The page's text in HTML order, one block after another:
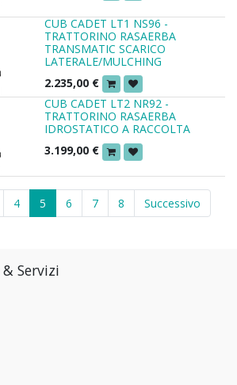
CUB CADET LT1 NS96 -
TRATTORINO RASAERBA
TRANSMATIC SCARICO
LATERALE/MULCHING
2.235,00 €
CUB CADET LT2 NR92 -
TRATTORINO RASAERBA
IDROSTATICO A RACCOLTA
3.199,00 €
4 5 6 7 8 Successivo
Servizi